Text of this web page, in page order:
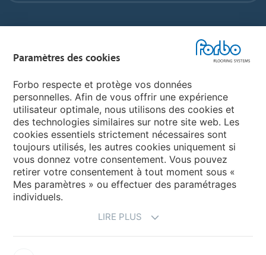
My Forbo
LEXIQUE
PLAN DU SITE
Paramètres des cookies
Forbo respecte et protège vos données
personnelles. Afin de vous offrir une expérience
utilisateur optimale, nous utilisons des cookies et
des technologies similaires sur notre site web. Les
cookies essentiels strictement nécessaires sont
toujours utilisés, les autres cookies uniquement si
vous donnez votre consentement. Vous pouvez
retirer votre consentement à tout moment sous «
Mes paramètres » ou effectuer des paramétrages
individuels.
LIRE PLUS